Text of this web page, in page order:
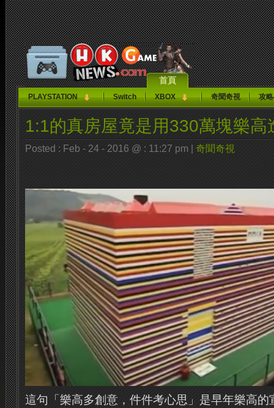
首頁
PLAYSTATION Switch XBOX 奇聞奇視 攻
1:1的真房屋竟是用330萬塊樂高
Posted : Feb - 24 - 2016 @ : 11:27 pm | 奇聞奇視
這句「樂高多創意，件件考心思」是早年樂高的